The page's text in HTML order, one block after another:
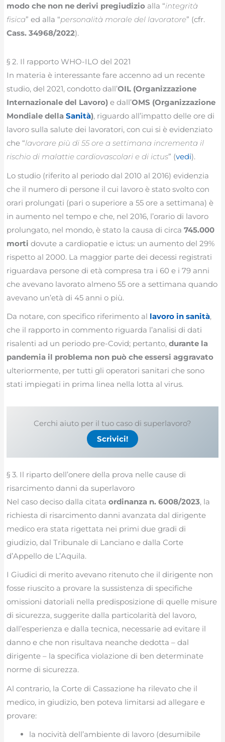
modo che non ne derivi pregiudizio alla “integrità
fisica” ed alla “personalità morale del lavoratore” (cfr.
Cass. 34968/2022).
§ 2. Il rapporto WHO-ILO del 2021
In materia è interessante fare accenno ad un recente
studio, del 2021, condotto dall’OIL (Organizzazione
Internazionale del Lavoro) e dall’OMS (Organizzazione
Mondiale dellaSanità), riguardo all’impatto delle ore di
lavoro sulla salute dei lavoratori, con cui si è evidenziato
che “lavorare più di 55 ore a settimana incrementa il
rischio di malattie cardiovascolari e di ictus” (vedi).
Lo studio (riferito al periodo dal 2010 al 2016) evidenzia
che il numero di persone il cui lavoro è stato svolto con
orari prolungati (pari o superiore a 55 ore a settimana) è
in aumento nel tempo e che, nel 2016, l’orario di lavoro
prolungato, nel mondo, è stato la causa di circa745.000
morti dovute a cardiopatie e ictus: un aumento del 29%
rispetto al 2000. La maggior parte dei decessi registrati
riguardava persone di età compresa tra i 60 e i 79 anni
che avevano lavorato almeno 55 ore a settimana quando
avevano un’età di 45 anni o più.
Da notare, con specifico riferimento al lavoro in sanità,
che il rapporto in commento riguarda l’analisi di dati
risalenti ad un periodo pre-Covid; pertanto,durante la
pandemia il problema non può che essersi aggravato
ulteriormente, per tutti gli operatori sanitari che sono
stati impiegati in prima linea nella lotta al virus.
Cerchi aiuto per il tuo caso di superlavoro?
Scrivici!
§ 3. Il riparto dell’onere della prova nelle cause di
risarcimento danni da superlavoro
Nel caso deciso dalla citataordinanza n. 6008/2023, la
richiesta di risarcimento danni avanzata dal dirigente
medico era stata rigettata nei primi due gradi di
giudizio, dal Tribunale di Lanciano e dalla Corte
d’Appello de L’Aquila.
I Giudici di merito avevano ritenuto che il dirigente non
fosse riuscito a provare la sussistenza di specifiche
omissioni datoriali nella predisposizione di quelle misure
di sicurezza, suggerite dalla particolarità del lavoro,
dall’esperienza e dalla tecnica, necessarie ad evitare il
danno e che non risultava neanche dedotta – dal
dirigente – la specifica violazione di ben determinate
norme di sicurezza.
Al contrario, la Corte di Cassazione ha rilevato che il
medico, in giudizio, ben poteva limitarsi ad allegare e
provare:
la nocività dell’ambiente di lavoro (desumibile